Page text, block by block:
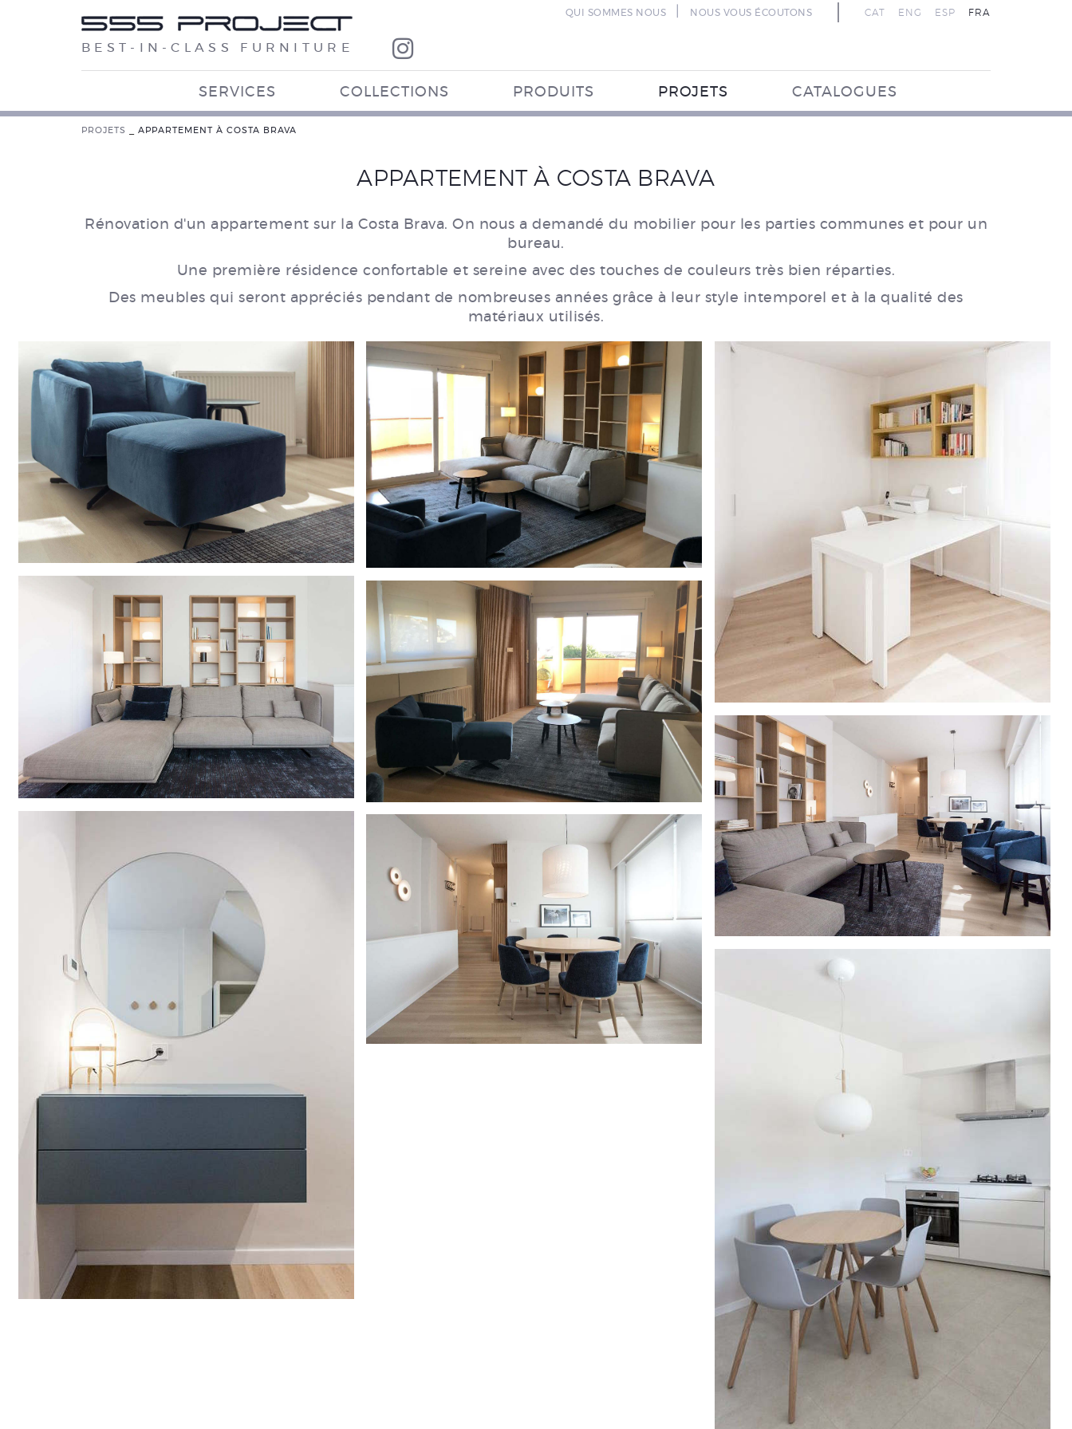
BEST-IN-CLASS FURNITURE
CAT ENG ESP FRA
QUI SOMMES NOUS NOUS VOUS ÉCOUTONS
SERVICES COLLECTIONS PRODUITS PROJETS CATALOGUES
PROJETS APPARTEMENT À COSTA BRAVA
APPARTEMENT À COSTA BRAVA
Rénovation d'un appartement sur la Costa Brava. On nous a demandé du mobilier pour les parties communes et pour un
bureau.
Une première résidence confortable et sereine avec des touches de couleurs très bien réparties.
Des meubles qui seront appréciés pendant de nombreuses années grâce à leur style intemporel et à la qualité des
matériaux utilisés.